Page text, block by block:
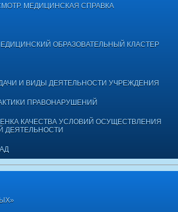
МЕДИЦИНСКАЯ СПРАВКА
ОБРАЗОВАТЕЛЬНЫЙ КЛАСТЕР
И ВИДЫ ДЕЯТЕЛЬНОСТИ УЧРЕЖДЕНИЯ
ПРАВОНАРУШЕНИЙ
КАЧЕСТВА УСЛОВИЙ ОСУЩЕСТВЛЕНИЯ
ДЕЯТЕЛЬНОСТИ